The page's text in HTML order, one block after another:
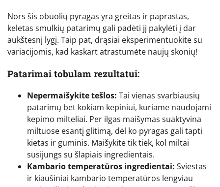
Nors šis obuolių pyragas yra greitas ir paprastas,
keletas smulkių patarimų gali padėti jį pakylėti į dar
aukštesnį lygį. Taip pat, drąsiai eksperimentuokite su
variacijomis, kad kaskart atrastumėte naujų skonių!
Patarimai tobulam rezultatui:
Nepermaišykite tešlos: Tai vienas svarbiausių
patarimų bet kokiam kepiniui, kuriame naudojami
kepimo milteliai. Per ilgas maišymas suaktyvina
miltuose esantį glitimą, dėl ko pyragas gali tapti
kietas ir guminis. Maišykite tik tiek, kol miltai
susijungs su šlapiais ingredientais.
Kambario temperatūros ingredientai: Sviestas
ir kiaušiniai kambario temperatūros lengviau